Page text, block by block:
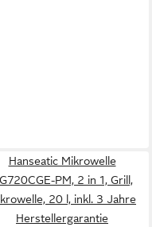
Hanseatic Mikrowelle
PM, 2 in 1, Grill,
20 l, inkl. 3 Jahre
Herstellergarantie